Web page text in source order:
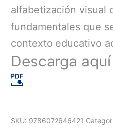
alfabetización visual
fundamentales que
contexto educativo
Descarga aquí
SKU: 9786072646421